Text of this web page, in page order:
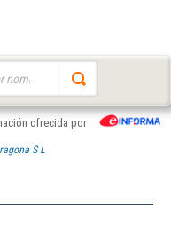
ofrecida por
S L